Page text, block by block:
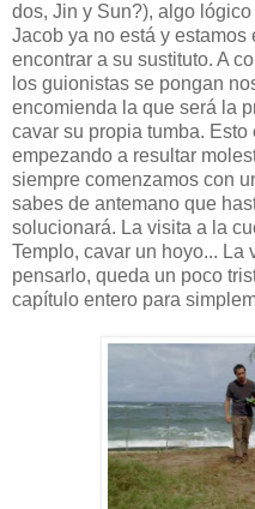
dos, Jin y Sun?), algo
Jacob ya no está y
encontrar a su sustituto. A
los guionistas se pongan
encomienda la que será la
cavar su propia tumba. Esto
empezando a resultar
siempre comenzamos con
sabes de antemano que
solucionará. La visita a la
Templo, cavar un hoyo... La
pensarlo, queda un poco
capítulo entero para